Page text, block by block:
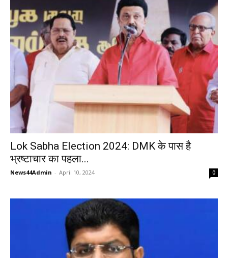
Lok Sabha Election 2024: DMK के पास है
भ्रष्टाचार का पहला...
News44Admin - April 10, 2024 0